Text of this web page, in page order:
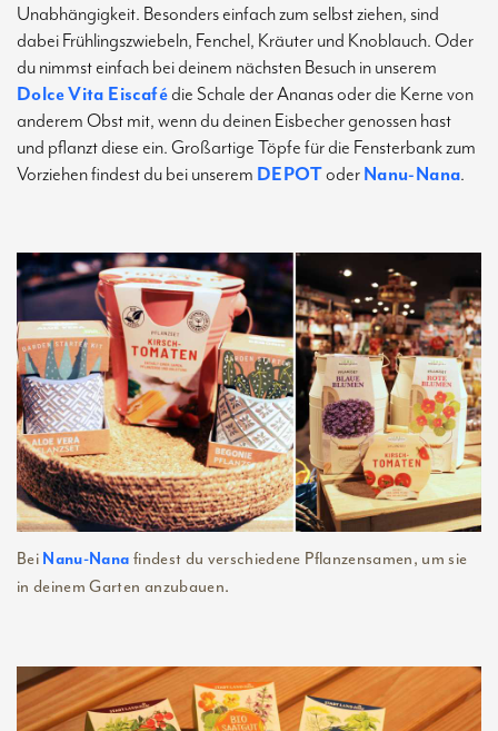
Unabhängigkeit. Besonders einfach zum selbst ziehen, sind
dabei Frühlingszwiebeln, Fenchel, Kräuter und Knoblauch. Oder
du nimmst einfach bei deinem nächsten Besuch in unserem
Dolce Vita Eiscafédie Schale der Ananas oder die Kerne von
anderem Obst mit, wenn du deinen Eisbecher genossen hast
und pflanzt diese ein. Großartige Töpfe für die Fensterbank zum
Vorziehen findest du bei unserem DEPOToder Nanu-Nana.
Bei Nanu-Nana findest du verschiedene Pflanzensamen, um sie
in deinem Garten anzubauen.